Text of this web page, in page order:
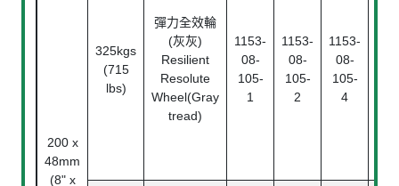
200 x
48mm
(8" x
325kgs
(715
lbs)
彈力全效輪
(灰灰)
Resilient
Resolute
Wheel(Gray
tread)
1153-
08-
105-
1
1153-
08-
105-
2
1153-
08-
105-
4